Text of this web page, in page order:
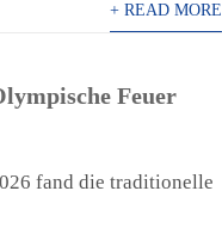
+ READ MORE
Feuer
fand die traditionelle